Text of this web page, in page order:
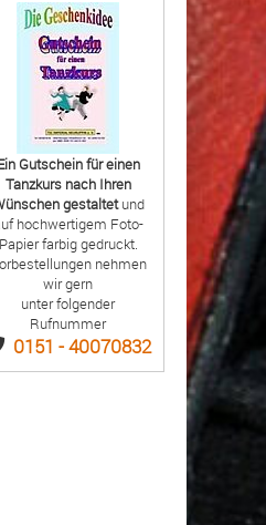
Gutschein für einen
Tanzkurs nach Ihren
gestaltetund
hochwertigem Foto-
Papier farbig gedruckt.
nehmen
wir gern
unter folgender
Rufnummer
0151 - 40070832